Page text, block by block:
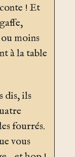
! Et
moins
à la table
dis, ils
fourrés.
vous